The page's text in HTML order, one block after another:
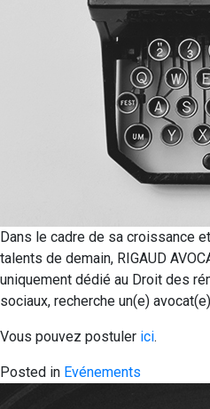
Dans le cadre de sa croissance
talents de demain, RIGAUD
uniquement dédié au Droit des
sociaux, recherche un(e)
Vous pouvez postuler ici.
Posted in Evénements